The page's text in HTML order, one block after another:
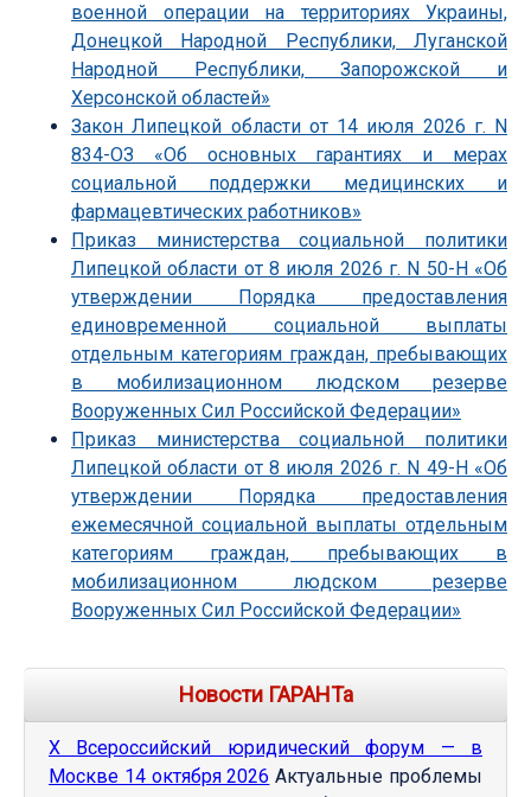
военной операции на территориях Украины,
Донецкой Народной Республики, Луганской
Народной Республики, Запорожской и
Херсонской областей»
Закон Липецкой области от 14 июля 2026 г. N
834-ОЗ «Об основных гарантиях и мерах
социальной поддержки медицинских и
фармацевтических работников»
Приказ министерства социальной политики
Липецкой области от 8 июля 2026 г. N 50-Н «Об
утверждении Порядка предоставления
единовременной социальной выплаты
отдельным категориям граждан, пребывающих
в мобилизационном людском резерве
Вооруженных Сил Российской Федерации»
Приказ министерства социальной политики
Липецкой области от 8 июля 2026 г. N 49-Н «Об
утверждении Порядка предоставления
ежемесячной социальной выплаты отдельным
категориям граждан, пребывающих в
мобилизационном людском резерве
Вооруженных Сил Российской Федерации»
Новости ГАРАНТа
Х Всероссийский юридический форум — в
Москве 14 октября 2026 Актуальные проблемы